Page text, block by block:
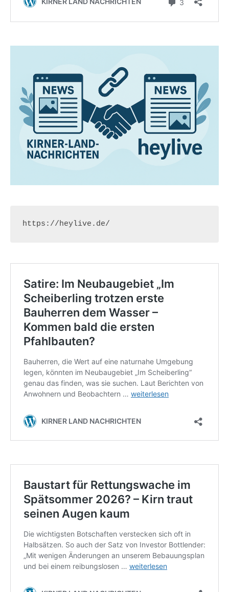
https://heylive.de/